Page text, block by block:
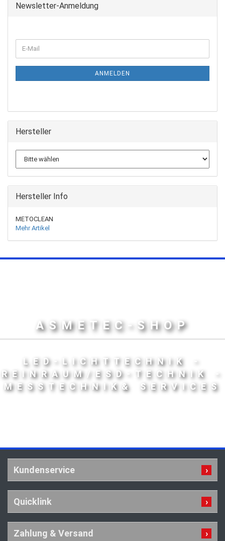
Newsletter-Anmeldung
ANMELDEN
Hersteller
Hersteller Info
METOCLEAN
Mehr Artikel
ASMETEC-SHOP
LED-LICHTTECHNIK -
REINRAUM/ESD-TECHNIK -
MESSTECHNIK& SERVICES
Kundenservice
Quicklink
Zahlung & Versand